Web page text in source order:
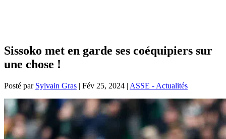
Sissoko met en garde ses coéquipiers sur
une chose !
Posté par Sylvain Gras | Fév 25, 2024 | ASSE - Actualités